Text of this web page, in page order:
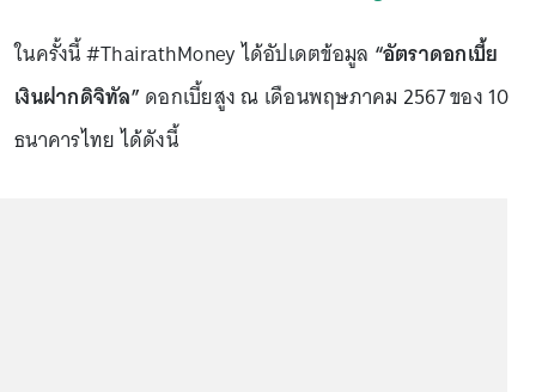
ในครั้งนี้ #ThairathMoney ได้อัปเดตข้อมูล “อัตราดอกเบี้ย
เงินฝากดิจิทัล” ดอกเบี้ยสูง ณ เดือนพฤษภาคม 2567 ของ 10
ธนาคารไทย ได้ดังนี้